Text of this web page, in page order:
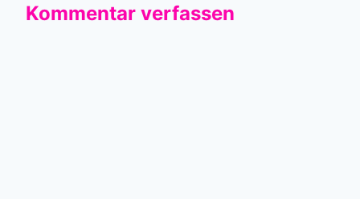
Kommentar verfassen